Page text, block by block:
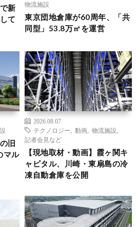
新
て
物流施設
東京団地倉庫が60周年、「共
同型」53.8万㎡を運営
旧
マル
2026.08.07
テクノロジー
動画 物流施設
記者会見など
【現地取材・動画】霞ヶ関キ
ャピタル、川崎・東扇島の冷
凍自動倉庫を公開